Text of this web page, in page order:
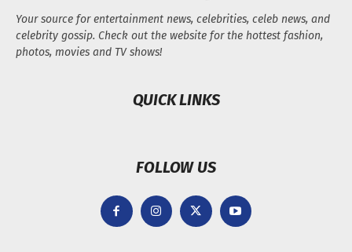
Your source for entertainment news, celebrities, celeb news, and
celebrity gossip. Check out the website for the hottest fashion,
photos, movies and TV shows!
QUICK LINKS
FOLLOW US